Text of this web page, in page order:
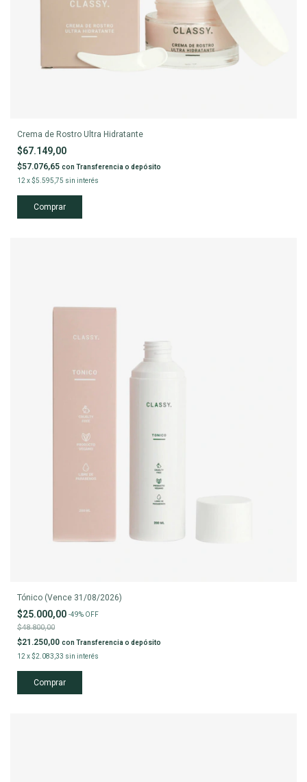
Crema de Rostro Ultra Hidratante
$67.149,00
$57.076,65 con Transferencia o depósito
12 x$5.595,75 sin interés
Tónico (Vence 31/08/2026)
$25.000,00 -49% OFF
$48.800,00
$21.250,00 con Transferencia o depósito
12 x$2.083,33 sin interés